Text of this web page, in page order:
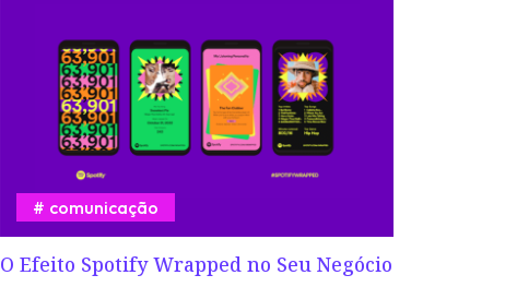
O Efeito Spotify Wrapped no Seu Negócio
comunicação